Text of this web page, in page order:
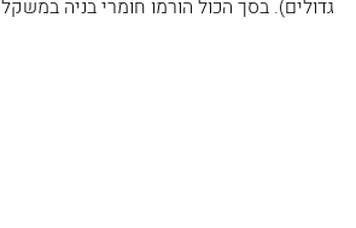
גדולים). בסך הכול הורמו חומרי בניה במשקל 31,750 טונות.